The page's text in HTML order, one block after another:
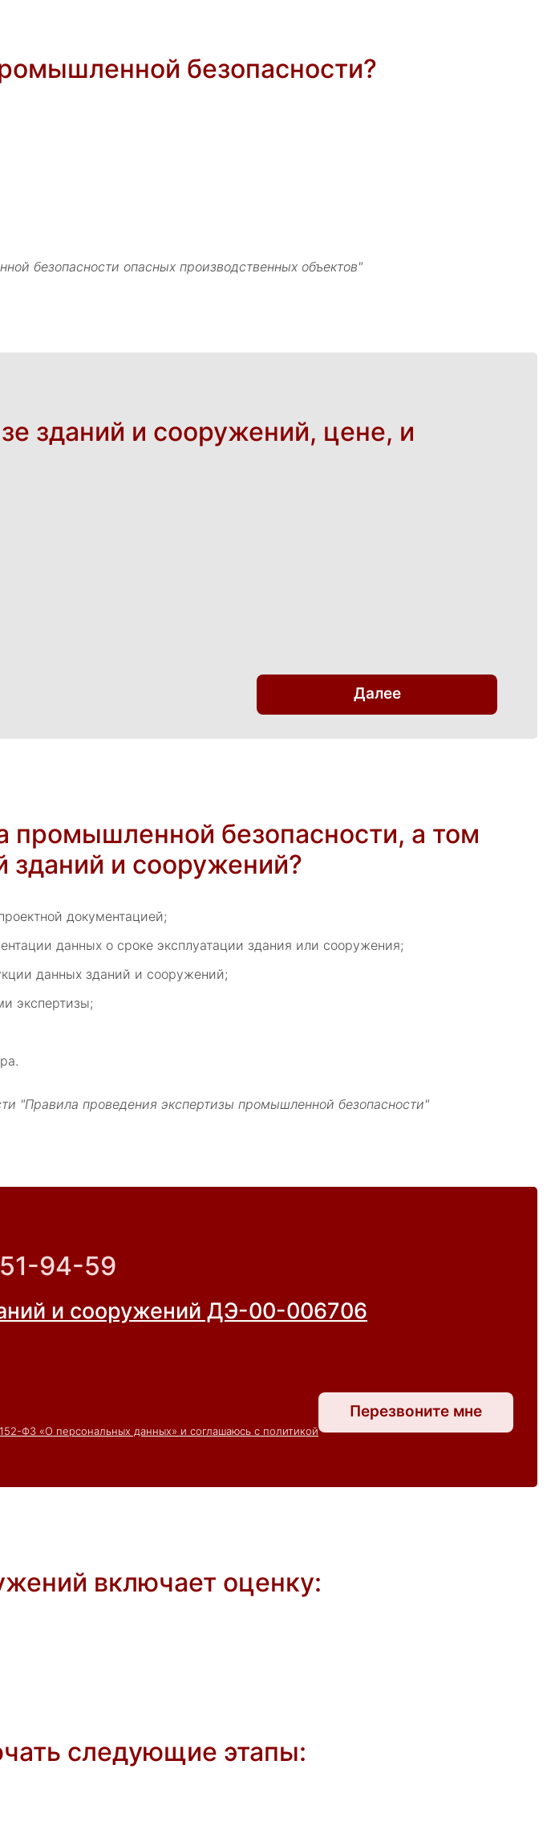
безопасности?
безопасности опасных производственных объектов"
зданий и сооружений, цене, и
Далее
промышленной безопасности, а том
зданий и сооружений?
документацией;
данных о сроке эксплуатации здания или сооружения;
данных зданий и сооружений;
экспертизы;
"Правила проведения экспертизы промышленной безопасности"
94-59
и сооружений ДЭ-00-006706
ФЗ «О персональных данных» и соглашаюсь с политикой
Перезвоните мне
включает оценку:
следующие этапы: